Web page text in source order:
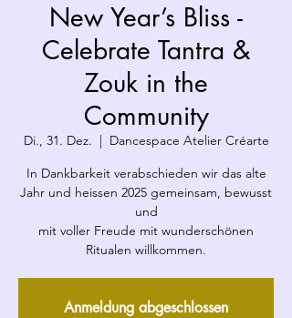
New Year’s Bliss -
Celebrate Tantra &
Zouk in the
Community
Di., 31. Dez.
  |
Dancespace Atelier Créarte
In Dankbarkeit verabschieden wir das alte
Jahr und heissen 2025 gemeinsam, bewusst
und
mit voller Freude mit wunderschönen
Ritualen willkommen.
Anmeldung abgeschlossen